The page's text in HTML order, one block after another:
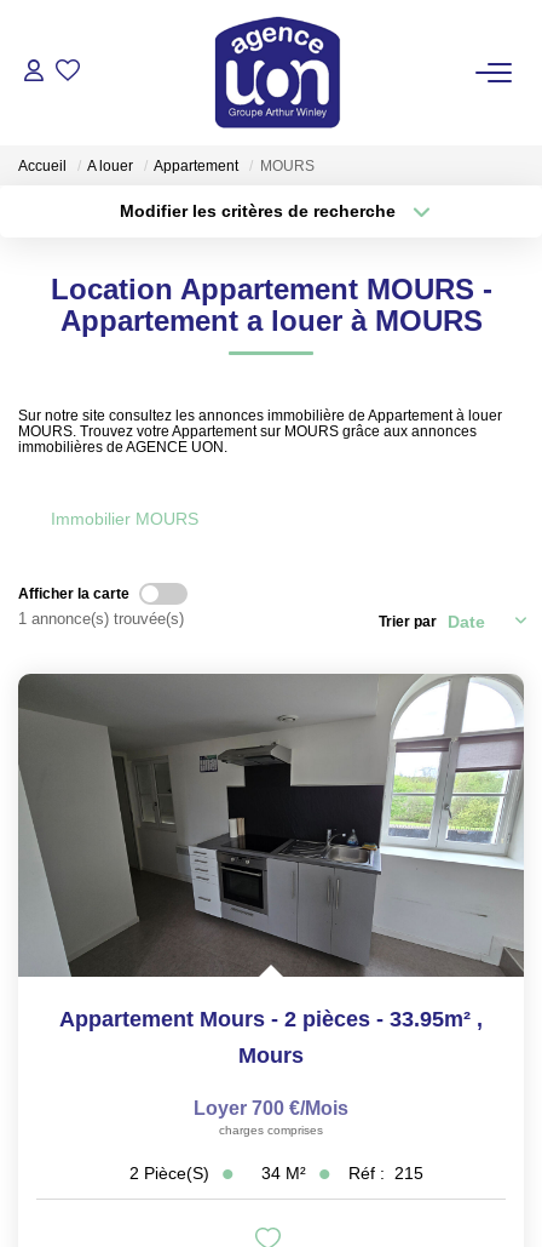
ACHETER
VOTRE AGENCE
CONTACT
Accueil A louer Appartement MOURS
Modifier les critères de recherche
Sélectionnez...
Type de bien
Surface min
Créer une alerte
Location Appartement MOURS -
Appartement a louer à MOURS
Sur notre site consultez les annonces immobilière de Appartement à louer
MOURS. Trouvez votre Appartement sur MOURS grâce aux annonces
immobilières de AGENCE UON.
Immobilier MOURS
Afficher la carte
1 annonce(s) trouvée(s) Trier par
Appartement Mours - 2 pièces - 33.95m² ,
Mours
Loyer 700 €/mois
charges comprises
2 Pièce(s) 34 M² Réf : 215